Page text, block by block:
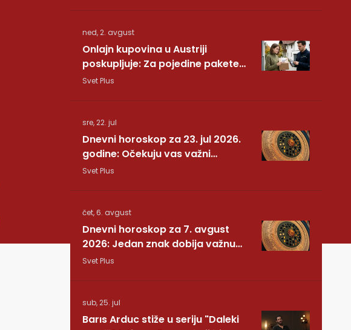
ned, 2. avgust
Onlajn kupovina u Austriji
poskupljuje: Za pojedine pakete
dodatnih 7,40 evra
Svet Plus
sre, 22. jul
Dnevni horoskop za 23. jul 2026.
godine: Očekuju vas važni
preokreti!
Svet Plus
čet, 6. avgust
Dnevni horoskop za 7. avgust
2026: Jedan znak dobija važnu
vest, drugom se vraća osoba iz
Svet Plus
sub, 25. jul
Barıs Arduc stiže u seriju "Daleki